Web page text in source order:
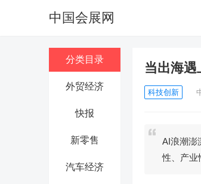
中国会展网
分类目录
外贸经济
快报
新零售
汽车经济
当出海
科技创新
AI浪潮澎
性、产